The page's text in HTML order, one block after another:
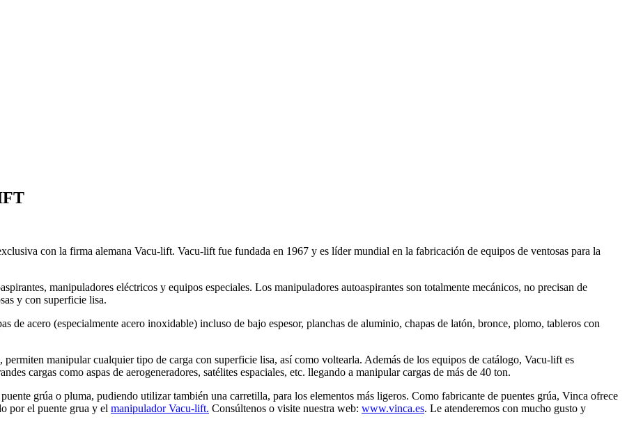
con la firma alemana Vacu-lift. Vacu-lift fue fundada en 1967 y es líder mundial en la fabricación de equipos de ventosas para la
manipuladores eléctricos y equipos especiales. Los manipuladores autoaspirantes son totalmente mecánicos, no precisan de
y con superficie lisa.
de acero (especialmente acero inoxidable) incluso de bajo espesor, planchas de aluminio, chapas de latón, bronce, plomo, tableros con
manipular cualquier tipo de carga con superficie lisa, así como voltearla. Además de los equipos de catálogo, Vacu-lift es
cargas como aspas de aerogeneradores, satélites espaciales, etc. llegando a manipular cargas de más de 40 ton.
grúa o pluma, pudiendo utilizar también una carretilla, para los elementos más ligeros. Como fabricante de puentes grúa, Vinca ofrece
por el puente grua y el manipulador Vacu-lift. Consúltenos o visite nuestra web: www.vinca.es. Le atenderemos con mucho gusto y